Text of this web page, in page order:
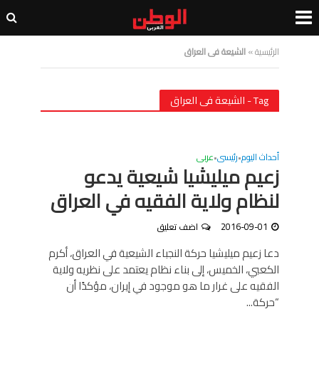
الرئيسية»الشيعة فى العراق
Tag - الشيعة فى العراق
أحداث اليوم•رئيسى•عربى
زعيم ميليشيا شيعية يدعو
لنظام ولاية الفقيه في العراق
2016-09-01 اضف تعليق
دعا زعيم ميليشيا حركة النجباء الشيعية في العراق، أكرم
الكعبي، الخميس، إلى بناء نظام يعتمد على نظريه ولاية
الفقيه على غرار ما هو موجود في إيران، مؤكدًا أن
“حركة...